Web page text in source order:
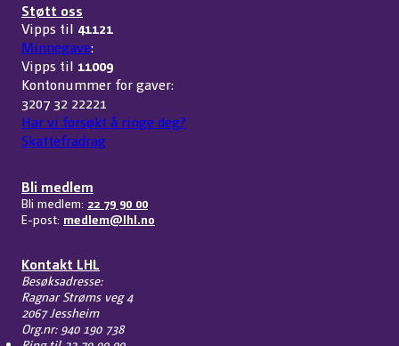
Støtt oss
Vipps til 41121
Minnegave:
Vipps til 11009
Kontonummer for gaver:
3207 32 22221
Har vi forsøkt å ringe deg?
Skattefradrag
Bli medlem
Bli medlem: 22 79 90 00
E-post: medlem@lhl.no
Kontakt LHL
Besøksadresse:
Ragnar Strøms veg 4
2067 Jessheim
Org.nr: 940 190 738